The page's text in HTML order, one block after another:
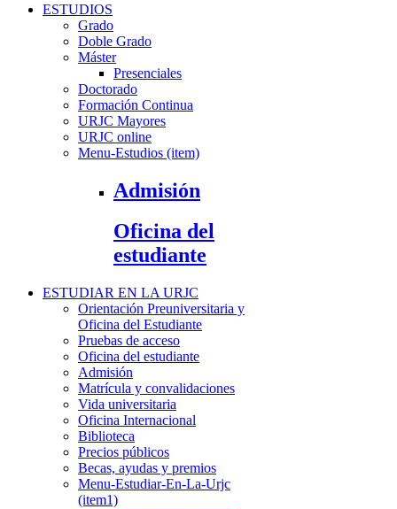
ESTUDIOS
Grado
Doble Grado
Máster
Presenciales
Doctorado
Formación Continua
URJC Mayores
URJC online
Menu-Estudios (item)
Admisión
Oficina del
estudiante
ESTUDIAR EN LA URJC
Orientación Preuniversitaria y
Oficina del Estudiante
Pruebas de acceso
Oficina del estudiante
Admisión
Matrícula y convalidaciones
Vida universitaria
Oficina Internacional
Biblioteca
Precios públicos
Becas, ayudas y premios
Menu-Estudiar-En-La-Urjc
(item1)